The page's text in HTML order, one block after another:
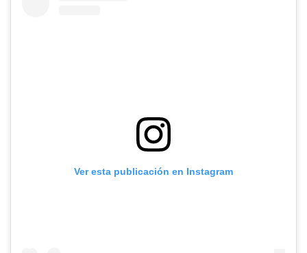
Ver esta publicación en Instagram